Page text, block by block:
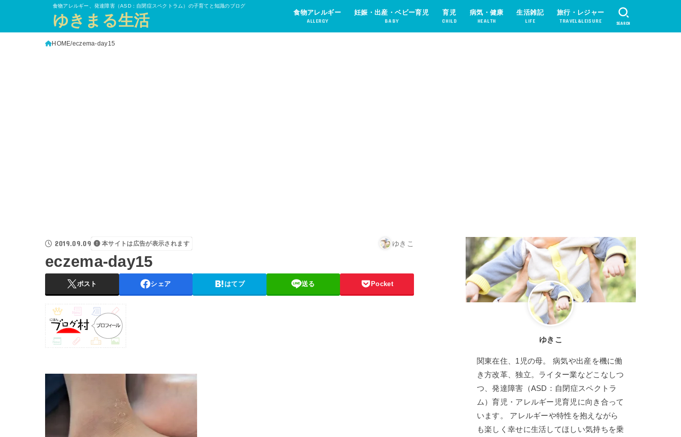
食物アレルギー、発達障害（ASD：自閉症スペクトラム）の子育てと知識のブログ
ゆきまる生活 食物アレルギー
ALLERGY
妊娠・出産・ベビー育児
BABY
育児
CHILD
病気・健康
HEALTH
生活雑記
LIFE
旅行・レジャー
TRAVEL&LEISURE SEARCH
HOME eczema-day15
2019.09.09 本サイトは広告が表示されます ゆきこ
eczema-day15
ポスト シェア はてブ 送る Pocket
ゆきこ
関東在住、1児の母。 病気や出産を機に働
き方改革、独立。ライター業などこなしつ
つ、発達障害（ASD：自閉症スペクトラ
ム）育児・アレルギー児育児に向き合って
います。 アレルギーや特性を抱えながら
も楽しく幸せに生活してほしい気持ちを乗